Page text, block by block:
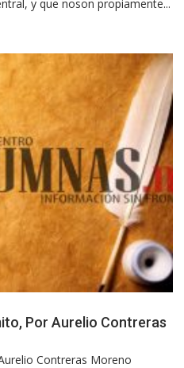
y que noson propiamente...
Por Aurelio Contreras
Contreras Moreno